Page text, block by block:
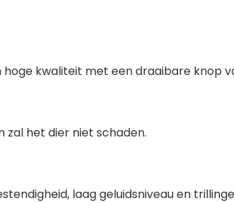
kwaliteit met een draaibare knop
zal het dier niet schaden.
laag geluidsniveau en